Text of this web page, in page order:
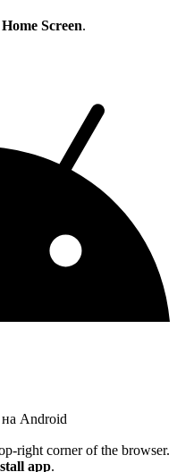
Screen.
Android
right corner of the browser.
app.